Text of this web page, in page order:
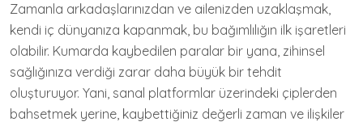
Zamanla arkadaşlarınızdan ve ailenizden uzaklaşmak,
kendi iç dünyanıza kapanmak, bu bağımlılığın ilk işaretleri
olabilir. Kumarda kaybedilen paralar bir yana, zihinsel
sağlığınıza verdiği zarar daha büyük bir tehdit
oluşturuyor. Yani, sanal platformlar üzerindeki çiplerden
bahsetmek yerine, kaybettiğiniz değerli zaman ve ilişkiler